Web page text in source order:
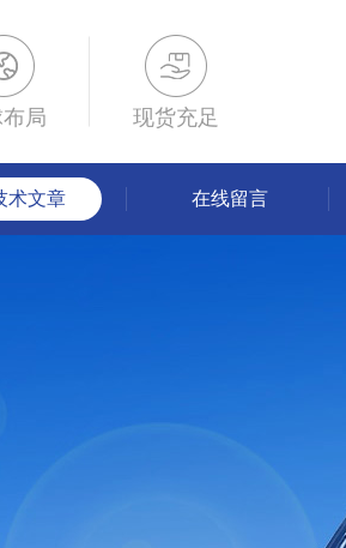
局 现货充足
术文章 在线留言